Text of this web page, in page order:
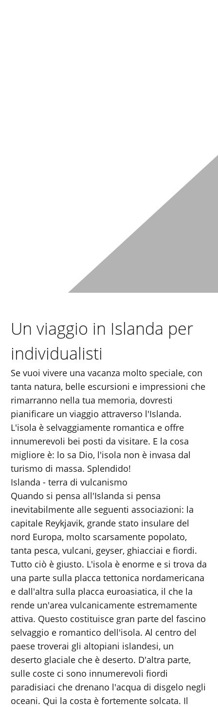
Un viaggio in Islanda per
individualisti
Se vuoi vivere una vacanza molto speciale, con
tanta natura, belle escursioni e impressioni che
rimarranno nella tua memoria, dovresti
pianificare un viaggio attraverso l'Islanda.
L'isola è selvaggiamente romantica e offre
innumerevoli bei posti da visitare. E la cosa
migliore è: lo sa Dio, l'isola non è invasa dal
turismo di massa. Splendido!
Islanda - terra di vulcanismo
Quando si pensa all'Islanda si pensa
inevitabilmente alle seguenti associazioni: la
capitale Reykjavik, grande stato insulare del
nord Europa, molto scarsamente popolato,
tanta pesca, vulcani, geyser, ghiacciai e fiordi.
Tutto ciò è giusto. L'isola è enorme e si trova da
una parte sulla placca tettonica nordamericana
e dall'altra sulla placca euroasiatica, il che la
rende un'area vulcanicamente estremamente
attiva. Questo costituisce gran parte del fascino
selvaggio e romantico dell'isola. Al centro del
paese troverai gli altopiani islandesi, un
deserto glaciale che è deserto. D'altra parte,
sulle coste ci sono innumerevoli fiordi
paradisiaci che drenano l'acqua di disgelo negli
oceani. Qui la costa è fortemente solcata. Il